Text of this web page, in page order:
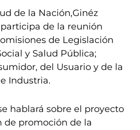
de la Nación,Ginéz
participa de la reunión
de Legislación
y Salud Pública;
del Usuario y de la
Industria.
hablará sobre el proyecto
de promoción de la